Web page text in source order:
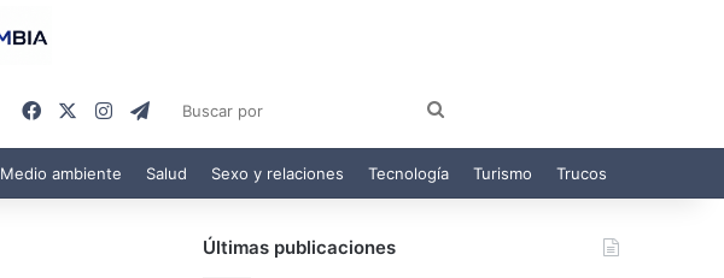
FacebookInstagram
Telegram
por
Medio ambiente Salud Sexo y relaciones Tecnología Turismo Trucos
Últimas publicaciones